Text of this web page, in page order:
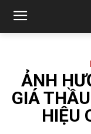
ẢNH
GIÁ
HIỆU